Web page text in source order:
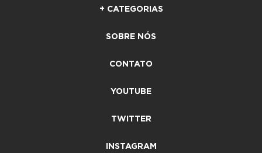
+ CATEGORIAS
SOBRE NÓS
CONTATO
YOUTUBE
TWITTER
INSTAGRAM